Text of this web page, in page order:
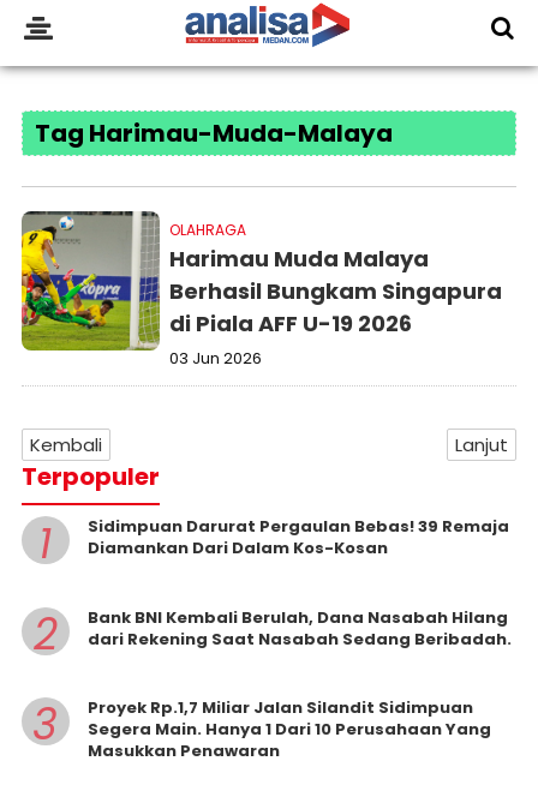
Tag Harimau-Muda-Malaya
OLAHRAGA
Harimau Muda Malaya
Berhasil Bungkam Singapura
di Piala AFF U-19 2026
03 Jun 2026
Kembali Lanjut
Terpopuler
1
Sidimpuan Darurat Pergaulan Bebas! 39 Remaja
Diamankan Dari Dalam Kos-Kosan
2
Bank BNI Kembali Berulah, Dana Nasabah Hilang
dari Rekening Saat Nasabah Sedang Beribadah.
3
Proyek Rp.1,7 Miliar Jalan Silandit Sidimpuan
Segera Main. Hanya 1 Dari 10 Perusahaan Yang
Masukkan Penawaran